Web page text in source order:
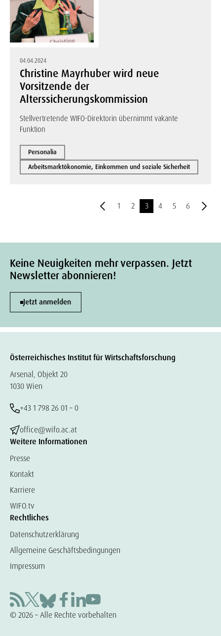
04.04.2024
Christine Mayrhuber wird neue
Vorsitzende der
Alterssicherungskommission
Stellvertretende WIFO-Direktorin übernimmt vakante
Funktion
Personalia
Arbeitsmarktökonomie, Einkommen und soziale Sicherheit
1 2 3 4 5 6
Keine Neuigkeiten mehr verpassen. Jetzt
Newsletter abonnieren!
Jetzt anmelden
Österreichisches Institut für Wirtschaftsforschung
Arsenal, Objekt 20
1030 Wien
+43 1 798 26 01 – 0
office@wifo.ac.at
Weitere Informationen
Presse
Kontakt
Karriere
WIFO.tv
Rechtliches
Datenschutzerklärung
Allgemeine Geschäftsbedingungen
Impressum
© 2026 – Alle Rechte vorbehalten